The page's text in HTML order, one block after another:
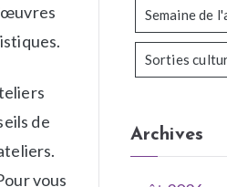
de
vous
Semaine de
Sorties
Archives